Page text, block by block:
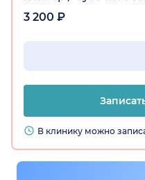
3 200 ₽
В клинику можно